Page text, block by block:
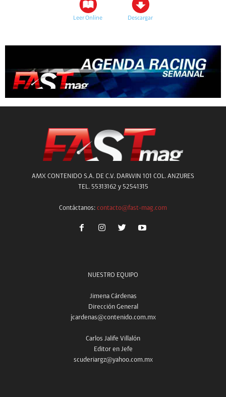
Leer Online Descargar
AMX CONTENIDO S.A. DE C.V. DARWIN 101 COL. ANZURES
TEL. 55313162 y 52541315
Contáctanos: contacto@fast-mag.com
NUESTRO EQUIPO
Jimena Cárdenas
Dirección General
jcardenas@contenido.com.mx
Carlos Jalife Villalón
Editor en Jefe
scuderiargz@yahoo.com.mx